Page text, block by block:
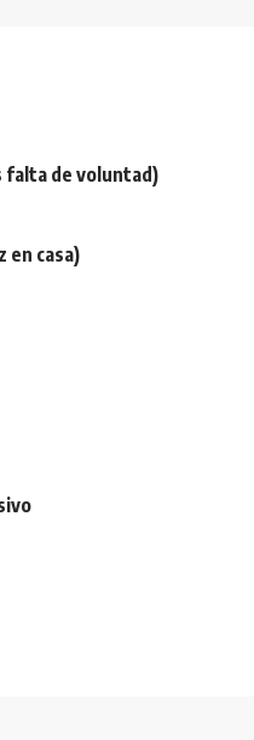
falta de voluntad)
en casa)